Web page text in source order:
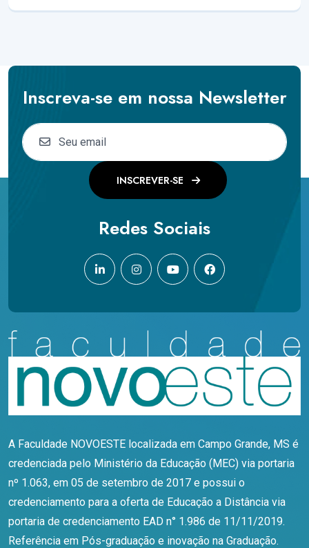
Inscreva-se em nossa Newsletter
INSCREVER-SE
Redes Sociais
A Faculdade NOVOESTE localizada em Campo Grande, MS é
credenciada pelo Ministério da Educação (MEC) via portaria
nº 1.063, em 05 de setembro de 2017 e possui o
credenciamento para a oferta de Educação a Distância via
portaria de credenciamento EAD n° 1.986 de 11/11/2019.
Referência em Pós-graduação e inovação na Graduação.